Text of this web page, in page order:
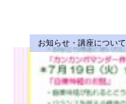
お知らせ・講座について